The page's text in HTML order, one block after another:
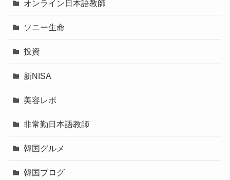
オンライン日本語教師
ソニー生命
投資
新NISA
美容レポ
非常勤日本語教師
韓国グルメ
韓国ブログ